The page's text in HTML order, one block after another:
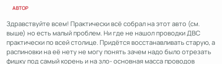
АВТОР
Здравствуйте всем! Практически всё собрал на этот авто (см.
выше) но есть малый проблем. Ни где не нашол проводки ДВС
практически по всей столице. Придётся восстанавливать старую, а
распиновки на её нету не могу понять зачем надо было отрезать
фишку под самый корень и на зло- основная масса проводов